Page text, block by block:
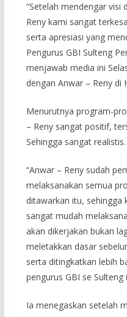
“Setelah mendengar visi
Reny kami sangat
serta apresiasi yang
Pengurus GBI Sulteng
menjawab media ini
dengan Anwar – Reny di
Menurutnya program-
– Reny sangat positif,
Sehingga sangat realistis.
“Anwar – Reny sudah
melaksanakan semua
ditawarkan itu, sehingga
sangat mudah
akan dikerjakan bukan
meletakkan dasar
serta ditingkatkan lebih
pengurus GBI se Sulteng
Ia menegaskan setelah